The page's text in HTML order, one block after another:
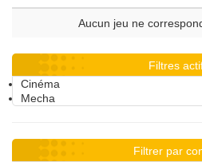
Aucun jeu ne
Filtres
Cinéma
Mecha
Filtrer par